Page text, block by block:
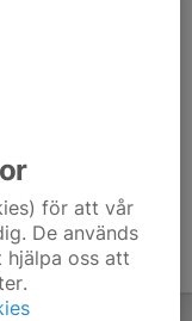
för att vår
De används
oss att